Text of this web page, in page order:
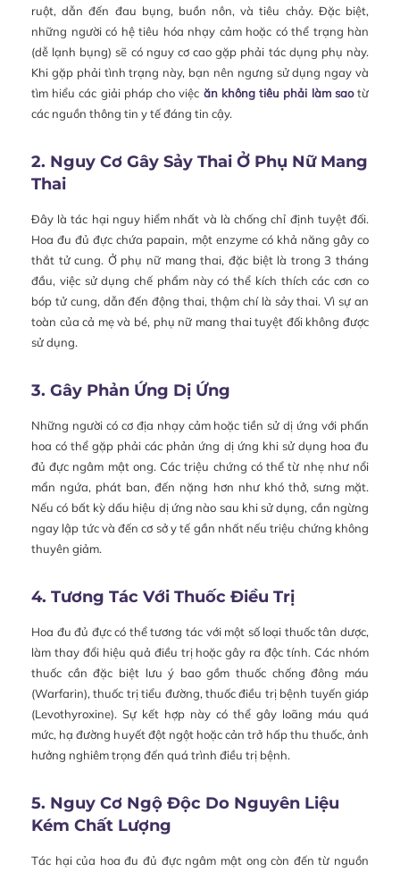
ruột, dẫn đến đau bụng, buồn nôn, và tiêu chảy. Đặc biệt,
những người có hệ tiêu hóa nhạy cảm hoặc có thể trạng hàn
(dễ lạnh bụng) sẽ có nguy cơ cao gặp phải tác dụng phụ này.
Khi gặp phải tình trạng này, bạn nên ngưng sử dụng ngay và
tìm hiểu các giải pháp cho việc ăn không tiêu phải làm saotừ
các nguồn thông tin y tế đáng tin cậy.
2. Nguy Cơ Gây Sảy Thai Ở Phụ Nữ Mang
Thai
Đây là tác hại nguy hiểm nhất và là chống chỉ định tuyệt đối.
Hoa đu đủ đực chứa papain, một enzyme có khả năng gây co
thắt tử cung. Ở phụ nữ mang thai, đặc biệt là trong 3 tháng
đầu, việc sử dụng chế phẩm này có thể kích thích các cơn co
bóp tử cung, dẫn đến động thai, thậm chí là sảy thai. Vì sự an
toàn của cả mẹ và bé, phụ nữ mang thai tuyệt đối không được
sử dụng.
3. Gây Phản Ứng Dị Ứng
Những người có cơ địa nhạy cảm hoặc tiền sử dị ứng với phấn
hoa có thể gặp phải các phản ứng dị ứng khi sử dụng hoa đu
đủ đực ngâm mật ong. Các triệu chứng có thể từ nhẹ như nổi
mẩn ngứa, phát ban, đến nặng hơn như khó thở, sưng mặt.
Nếu có bất kỳ dấu hiệu dị ứng nào sau khi sử dụng, cần ngừng
ngay lập tức và đến cơ sở y tế gần nhất nếu triệu chứng không
thuyên giảm.
4. Tương Tác Với Thuốc Điều Trị
Hoa đu đủ đực có thể tương tác với một số loại thuốc tân dược,
làm thay đổi hiệu quả điều trị hoặc gây ra độc tính. Các nhóm
thuốc cần đặc biệt lưu ý bao gồm thuốc chống đông máu
(Warfarin), thuốc trị tiểu đường, thuốc điều trị bệnh tuyến giáp
(Levothyroxine). Sự kết hợp này có thể gây loãng máu quá
mức, hạ đường huyết đột ngột hoặc cản trở hấp thu thuốc, ảnh
hưởng nghiêm trọng đến quá trình điều trị bệnh.
5. Nguy Cơ Ngộ Độc Do Nguyên Liệu
Kém Chất Lượng
Tác hại của hoa đu đủ đực ngâm mật ong còn đến từ nguồn